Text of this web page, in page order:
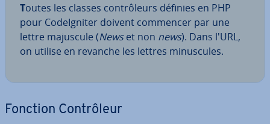
Toutes les classes con­trô­leurs définies en PHP
pour Co­deIg­ni­ter doivent commencer par une
lettre majuscule (Newset non news). Dans l'URL,
on utilise en revanche les lettres mi­nus­cules.
Fonction Con­trô­leur